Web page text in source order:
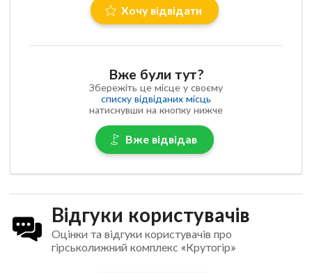
Хочу відвідати
Вже були тут?
Збережіть це місце у своєму
списку відвіданих місць
натиснувши на кнопку нижче
Вже відвідав
Відгуки користувачів
Оцінки та відгуки користувачів про
гірськолижний комплекс «Крутогір»